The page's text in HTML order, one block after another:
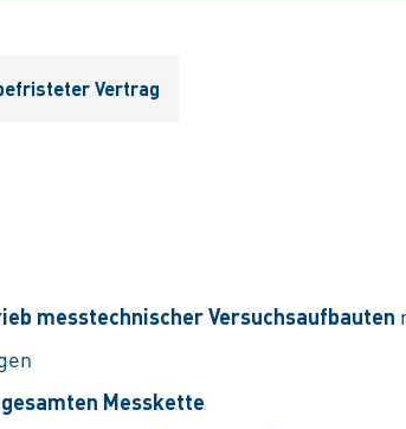
Vertrag
messtechnischer Versuchsaufbauten
Messkette